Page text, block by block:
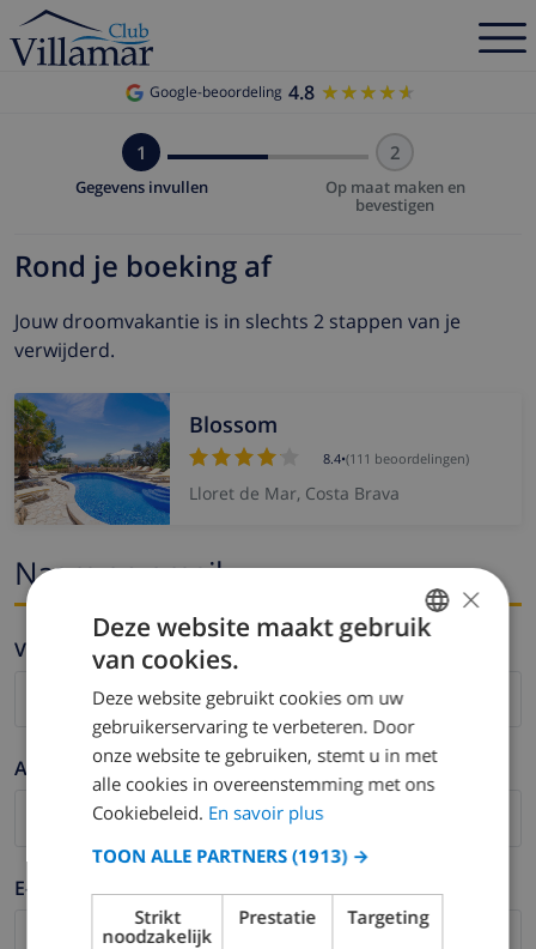
Google-beoordeling 4.8 ★★★★★
★★★★★
1
Gegevens invullen
2
Op maat maken en
bevestigen
Rond je boeking af
Jouw droomvakantie is in slechts 2 stappen van je
verwijderd.
Blossom
8.4•(111 beoordelingen)
Lloret de Mar, Costa Brava
Naam en email
Voornaam *
Achternaam *
E-mail *
DUTCH
SPANISH
CATALAN
ITALIAN
×
Deze website maakt gebruik
van cookies.
Deze website gebruikt cookies om uw
gebruikerservaring te verbeteren. Door
onze website te gebruiken, stemt u in met
alle cookies in overeenstemming met ons
Cookiebeleid. En savoir plus
TOON ALLE PARTNERS (1913) →
Strikt
noodzakelijk
Prestatie Targeting